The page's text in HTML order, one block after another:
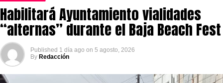
Habilitará Ayuntamiento vialidades
“alternas” durante el Baja Beach Fest
Published 1 día ago on 5 agosto, 2026
By Redacción